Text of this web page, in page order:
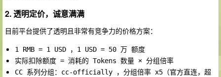
2. 透明定价，诚意满满
目前平台提供了透明且非常有竞争力的价格方案：
1 RMB = 1 USD ，1 USD = 50 万 额度
实际扣除额度 = 消耗的 Tokens 数量 × 分组倍率
CC 系列分组：cc-officially ，分组倍率 x5 （官方直连，超